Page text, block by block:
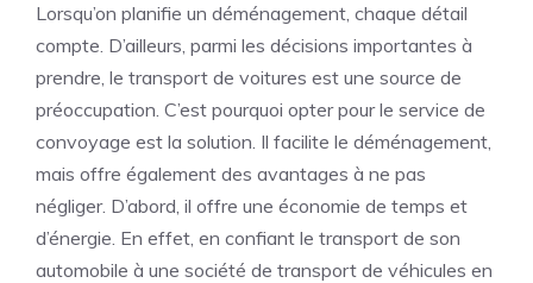
Lorsqu’on planifie un déménagement, chaque détail
compte. D’ailleurs, parmi les décisions importantes à
prendre, le transport de voitures est une source de
préoccupation. C’est pourquoi opter pour le service de
convoyage est la solution. Il facilite le déménagement,
mais offre également des avantages à ne pas
négliger. D’abord, il offre une économie de temps et
d’énergie. En effet, en confiant le transport de son
automobile à une société de transport de véhicules en